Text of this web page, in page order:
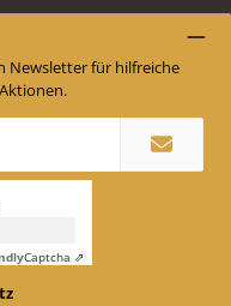
Newsletter für hilfreiche
Captcha ⇗